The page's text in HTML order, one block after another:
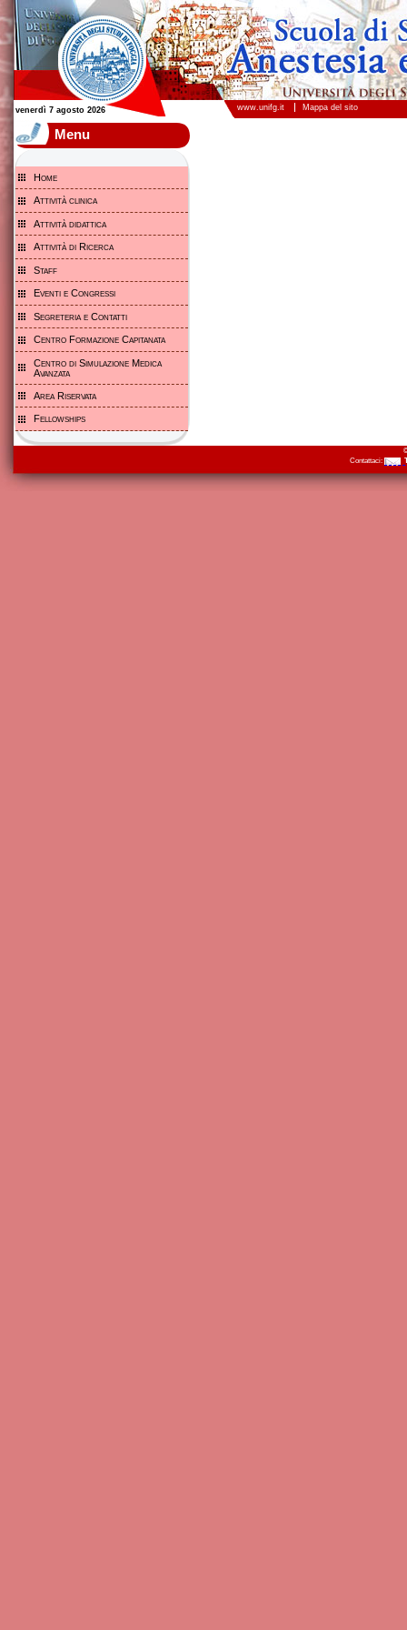
Scuola di Specializzazione in Anestesia e Rianimazione - Università degli studi di Foggia
venerdì 7 agosto 2026 www.unifg.it Mappa del sito
Menu
Home
Attività clinica
Attività didattica
Attività di Ricerca
Staff
Eventi e Congressi
Segreteria e Contatti
Centro Formazione Capitanata
Centro di Simulazione Medica
Avanzata
Area Riservata
Fellowships
Contattaci: